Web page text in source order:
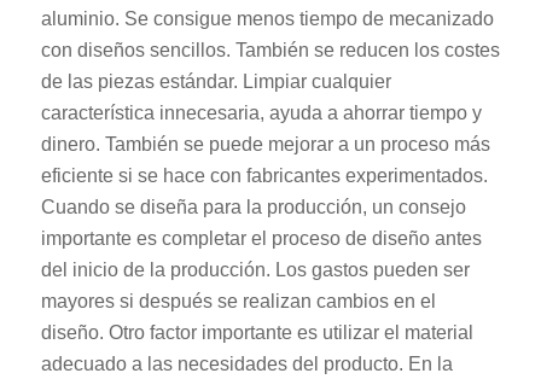
aluminio. Se consigue menos tiempo de mecanizado
con diseños sencillos. También se reducen los costes
de las piezas estándar. Limpiar cualquier
característica innecesaria, ayuda a ahorrar tiempo y
dinero. También se puede mejorar a un proceso más
eficiente si se hace con fabricantes experimentados.
Cuando se diseña para la producción, un consejo
importante es completar el proceso de diseño antes
del inicio de la producción. Los gastos pueden ser
mayores si después se realizan cambios en el
diseño. Otro factor importante es utilizar el material
adecuado a las necesidades del producto. En la